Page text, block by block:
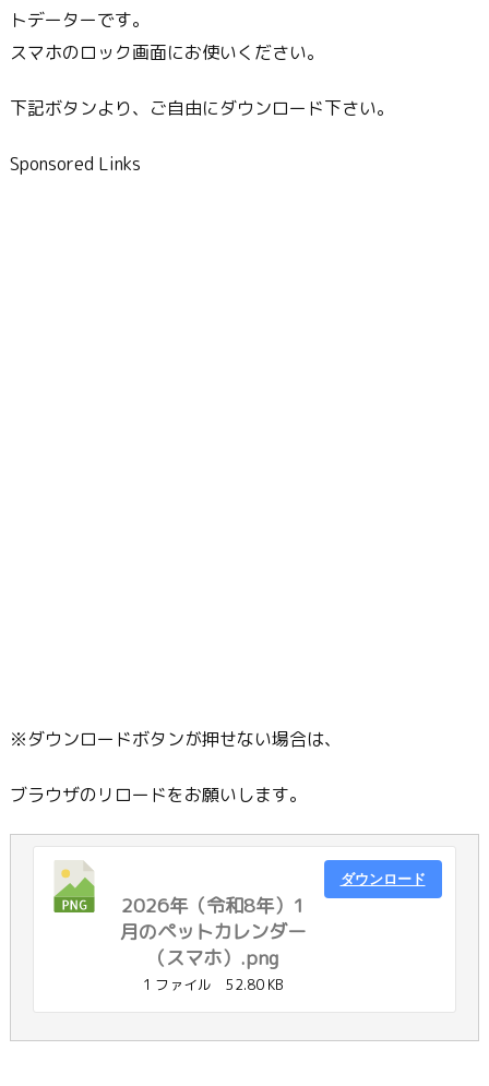
トデーターです。
スマホのロック画面にお使いください。
下記ボタンより、ご自由にダウンロード下さい。
Sponsored Links
※ダウンロードボタンが押せない場合は、
ブラウザのリロードをお願いします。
2026年（令和8年）1
月のペットカレンダー
（スマホ）.png
1 ファイル 52.80 KB
ダウンロード